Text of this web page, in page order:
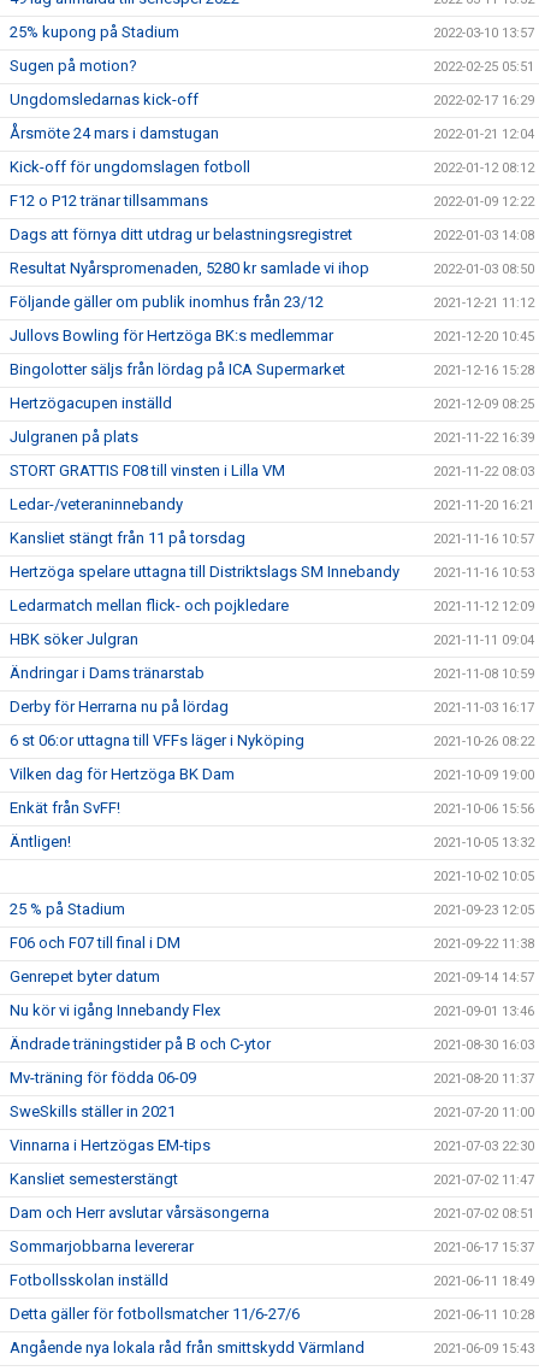
25% kupong på Stadium 2022-03-10 13:57
Sugen på motion? 2022-02-25 05:51
Ungdomsledarnas kick-off 2022-02-17 16:29
Årsmöte 24 mars i damstugan 2022-01-21 12:04
Kick-off för ungdomslagen fotboll 2022-01-12 08:12
F12 o P12 tränar tillsammans 2022-01-09 12:22
Dags att förnya ditt utdrag ur belastningsregistret 2022-01-03 14:08
Resultat Nyårspromenaden, 5280 kr samlade vi ihop 2022-01-03 08:50
Följande gäller om publik inomhus från 23/12 2021-12-21 11:12
Jullovs Bowling för Hertzöga BK:s medlemmar 2021-12-20 10:45
Bingolotter säljs från lördag på ICA Supermarket 2021-12-16 15:28
Hertzögacupen inställd 2021-12-09 08:25
Julgranen på plats 2021-11-22 16:39
STORT GRATTIS F08 till vinsten i Lilla VM 2021-11-22 08:03
Ledar-/veteraninnebandy 2021-11-20 16:21
Kansliet stängt från 11 på torsdag 2021-11-16 10:57
Hertzöga spelare uttagna till Distriktslags SM Innebandy 2021-11-16 10:53
Ledarmatch mellan flick- och pojkledare 2021-11-12 12:09
HBK söker Julgran 2021-11-11 09:04
Ändringar i Dams tränarstab 2021-11-08 10:59
Derby för Herrarna nu på lördag 2021-11-03 16:17
6 st 06:or uttagna till VFFs läger i Nyköping 2021-10-26 08:22
Vilken dag för Hertzöga BK Dam 2021-10-09 19:00
Enkät från SvFF! 2021-10-06 15:56
Äntligen! 2021-10-05 13:32
2021-10-02 10:05
25 % på Stadium 2021-09-23 12:05
F06 och F07 till final i DM 2021-09-22 11:38
Genrepet byter datum 2021-09-14 14:57
Nu kör vi igång Innebandy Flex 2021-09-01 13:46
Ändrade träningstider på B och C-ytor 2021-08-30 16:03
Mv-träning för födda 06-09 2021-08-20 11:37
SweSkills ställer in 2021 2021-07-20 11:00
Vinnarna i Hertzögas EM-tips 2021-07-03 22:30
Kansliet semesterstängt 2021-07-02 11:47
Dam och Herr avslutar vårsäsongerna 2021-07-02 08:51
Sommarjobbarna levererar 2021-06-17 15:37
Fotbollsskolan inställd 2021-06-11 18:49
Detta gäller för fotbollsmatcher 11/6-27/6 2021-06-11 10:28
Angående nya lokala råd från smittskydd Värmland 2021-06-09 15:43